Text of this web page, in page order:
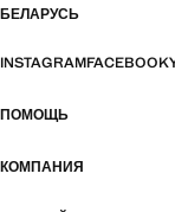
БЕЛАРУСЬ
INSTAGRAMFACEBOOK
ПОМОЩЬ
КОМПАНИЯ